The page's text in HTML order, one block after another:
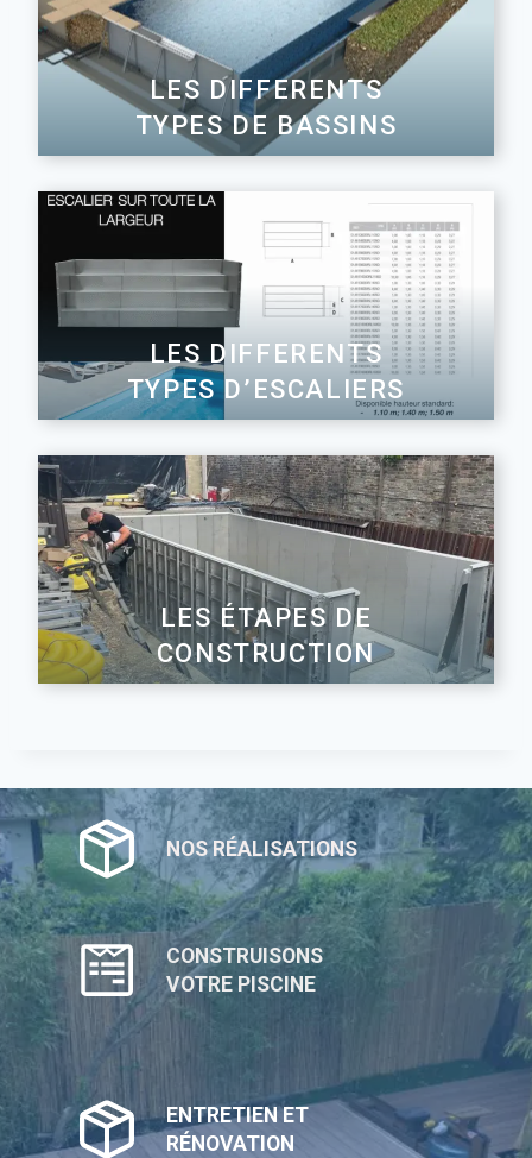
LES DIFFERENTS
TYPES DE BASSINS
LES DIFFERENTS
TYPES D’ESCALIERS
LES ÉTAPES DE
CONSTRUCTION
NOS RÉALISATIONS
CONSTRUISONS
VOTRE PISCINE
ENTRETIEN ET
RÉNOVATION